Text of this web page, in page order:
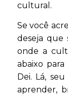
cultural.
Se você
deseja que
onde a
abaixo
Dei. Lá,
aprender,